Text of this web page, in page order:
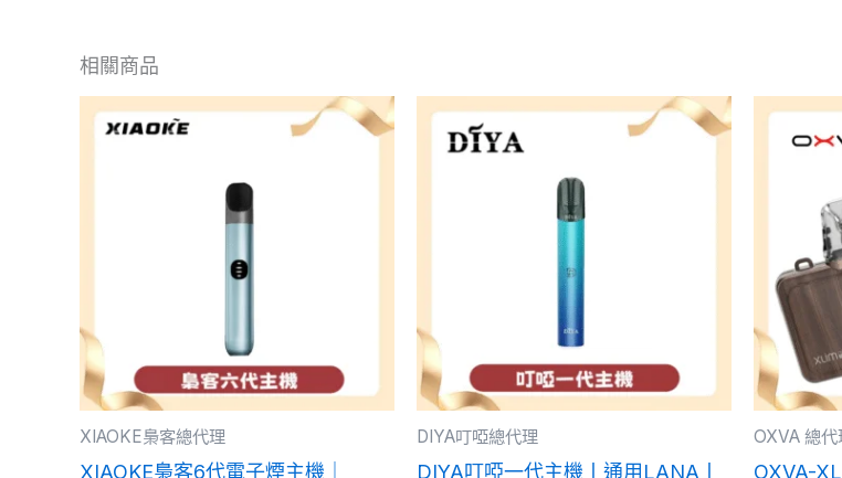
相關商品
XIAOKE梟客總代理
XIAOKE梟客6代電子煙主機｜
此
有
種
可
在
產
品
DIYA叮啞總代理
DIYA叮啞一代主機丨通用LANA丨
此
品
有
種
款
式。
可
在
品
OXVA 總代
OXVA-